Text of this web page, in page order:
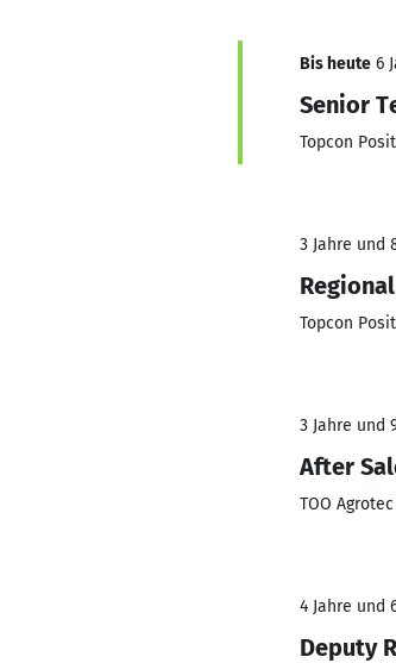
Bis heute 6
Senior
Topcon
3 Jahre und
Topcon
3 Jahre und
After
TOO
4 Jahre und
Deputy